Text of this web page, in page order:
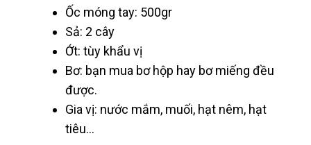
Ốc móng tay: 500gr
Sả: 2 cây
Ớt: tùy khẩu vị
Bơ: bạn mua bơ hộp hay bơ miếng đều
được.
Gia vị: nước mắm, muối, hạt nêm, hạt
tiêu…